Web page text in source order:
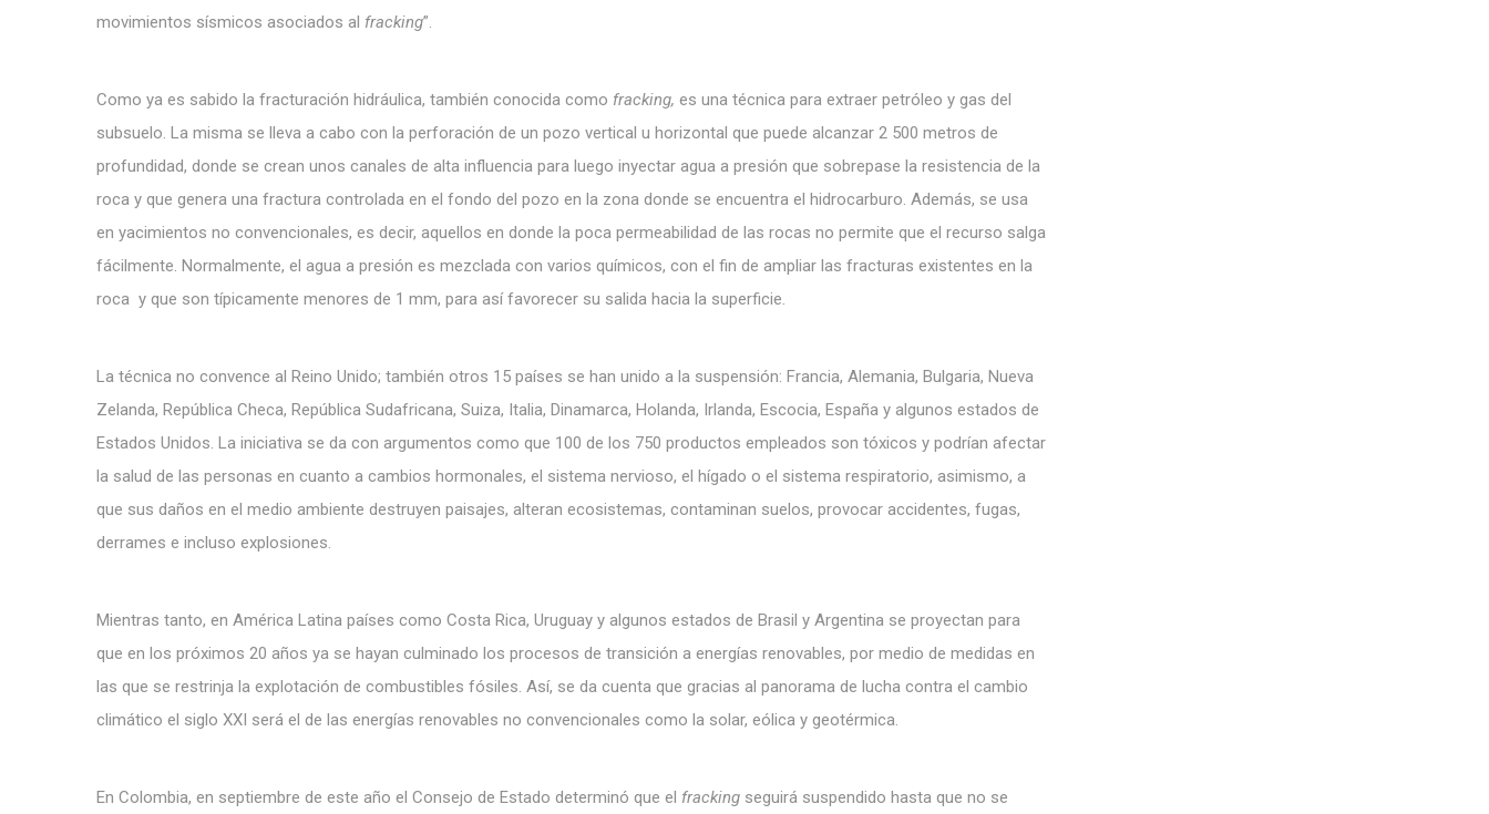
movimientos sísmicos asociados al fracking”.
Como ya es sabido la fracturación hidráulica, también conocida como fracking, es una técnica para extraer petróleo y gas del
subsuelo. La misma se lleva a cabo con la perforación de un pozo vertical u horizontal que puede alcanzar 2 500 metros de
profundidad, donde se crean unos canales de alta influencia para luego inyectar agua a presión que sobrepase la resistencia de la
roca y que genera una fractura controlada en el fondo del pozo en la zona donde se encuentra el hidrocarburo. Además, se usa
en yacimientos no convencionales, es decir, aquellos en donde la poca permeabilidad de las rocas no permite que el recurso salga
fácilmente. Normalmente, el agua a presión es mezclada con varios químicos, con el fin de ampliar las fracturas existentes en la
roca y que son típicamente menores de 1 mm, para así favorecer su salida hacia la superficie.
La técnica no convence al Reino Unido; también otros 15 países se han unido a la suspensión: Francia, Alemania, Bulgaria, Nueva
Zelanda, República Checa, República Sudafricana, Suiza, Italia, Dinamarca, Holanda, Irlanda, Escocia, España y algunos estados de
Estados Unidos. La iniciativa se da con argumentos como que 100 de los 750 productos empleados son tóxicos y podrían afectar
la salud de las personas en cuanto a cambios hormonales, el sistema nervioso, el hígado o el sistema respiratorio, asimismo, a
que sus daños en el medio ambiente destruyen paisajes, alteran ecosistemas, contaminan suelos, provocar accidentes, fugas,
derrames e incluso explosiones.
Mientras tanto, en América Latina países como Costa Rica, Uruguay y algunos estados de Brasil y Argentina se proyectan para
que en los próximos 20 años ya se hayan culminado los procesos de transición a energías renovables, por medio de medidas en
las que se restrinja la explotación de combustibles fósiles. Así, se da cuenta que gracias al panorama de lucha contra el cambio
climático el siglo XXI será el de las energías renovables no convencionales como la solar, eólica y geotérmica.
En Colombia, en septiembre de este año el Consejo de Estado determinó que el fracking seguirá suspendido hasta que no se